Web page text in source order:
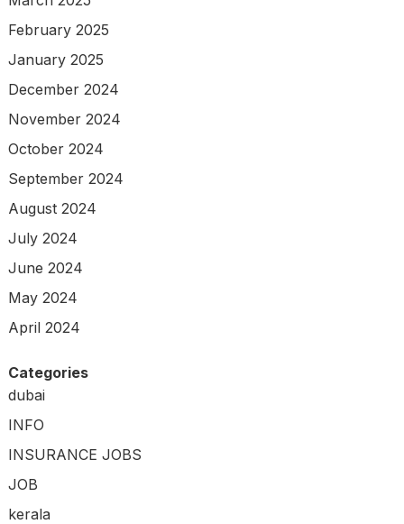
February 2025
January 2025
December 2024
November 2024
October 2024
September 2024
August 2024
July 2024
June 2024
May 2024
April 2024
Categories
dubai
INFO
INSURANCE JOBS
JOB
kerala